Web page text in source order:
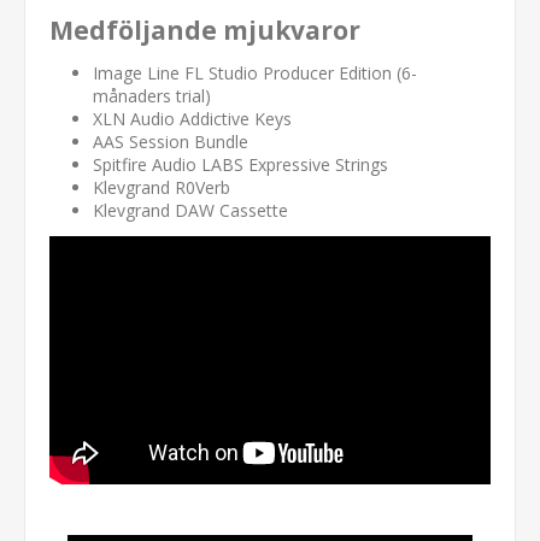
Medföljande mjukvaror
Image Line FL Studio Producer Edition (6-
månaders trial)
XLN Audio Addictive Keys
AAS Session Bundle
Spitfire Audio LABS Expressive Strings
Klevgrand R0Verb
Klevgrand DAW Cassette